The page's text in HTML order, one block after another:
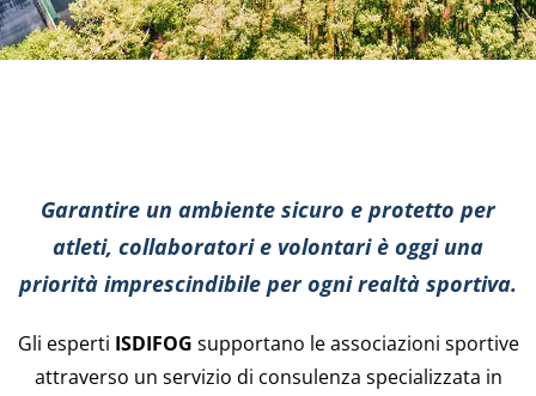
Garantire un ambiente sicuro e protetto per
atleti, collaboratori e volontari è oggi una
priorità imprescindibile per ogni realtà sportiva.
Gli esperti ISDIFOG supportano le associazioni sportive
attraverso un servizio di consulenza specializzata in